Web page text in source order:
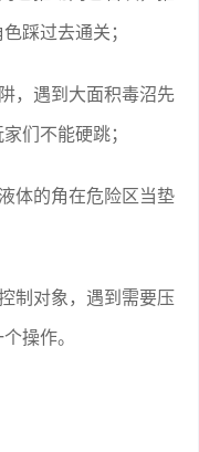
踩过去通关；
，遇到大面积毒沼先
们不能硬跳；
体的角在危险区当垫
制对象，遇到需要压
操作。